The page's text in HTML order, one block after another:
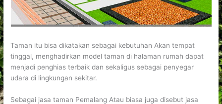
Taman itu bisa dikatakan sebagai kebutuhan Akan tempat
tinggal, menghadirkan model taman di halaman rumah dapat
menjadi penghias terbaik dan sekaligus sebagai penyegar
udara di lingkungan sekitar.
Sebagai jasa taman Pemalang Atau biasa juga disebut jasa